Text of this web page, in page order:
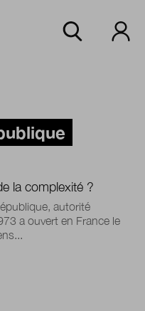
la complexité ?
autorité
a ouvert en France le